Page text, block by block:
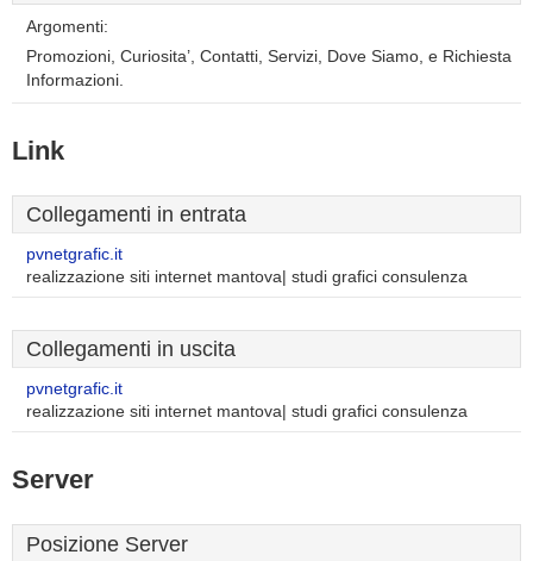
Argomenti:
Promozioni, Curiosita’, Contatti, Servizi, Dove Siamo, e Richiesta
Informazioni.
Link
Collegamenti in entrata
pvnetgrafic.it
realizzazione siti internet mantova| studi grafici consulenza
Collegamenti in uscita
pvnetgrafic.it
realizzazione siti internet mantova| studi grafici consulenza
Server
Posizione Server